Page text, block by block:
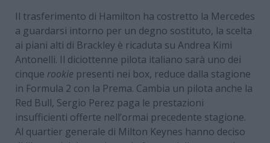
Il trasferimento di Hamilton ha costretto la Mercedes
a guardarsi intorno per un degno sostituto, la scelta
ai piani alti di Brackley è ricaduta su Andrea Kimi
Antonelli. Il diciottenne pilota italiano sarà uno dei
cinque rookie presenti nei box, reduce dalla stagione
in Formula 2 con la Prema. Cambia un pilota anche la
Red Bull, Sergio Perez paga le prestazioni
insufficienti offerte nell’ormai precedente stagione.
Al quartier generale di Milton Keynes hanno deciso